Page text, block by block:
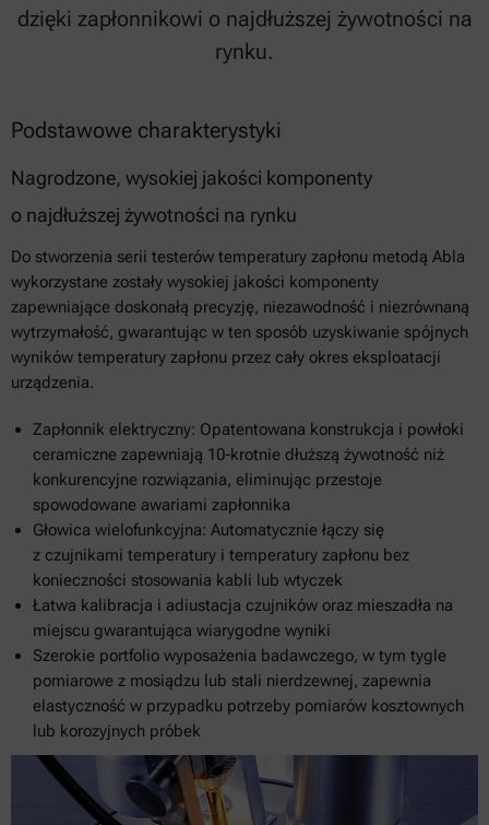
dzięki zapłonnikowi o najdłuższej żywotności na
rynku.
Podstawowe charakterystyki
Nagrodzone, wysokiej jakości komponenty
o najdłuższej żywotności na rynku
Do stworzenia serii testerów temperatury zapłonu metodą Abla
wykorzystane zostały wysokiej jakości komponenty
zapewniające doskonałą precyzję, niezawodność i niezrównaną
wytrzymałość, gwarantując w ten sposób uzyskiwanie spójnych
wyników temperatury zapłonu przez cały okres eksploatacji
urządzenia.
Zapłonnik elektryczny: Opatentowana konstrukcja i powłoki
ceramiczne zapewniają 10-krotnie dłuższą żywotność niż
konkurencyjne rozwiązania, eliminując przestoje
spowodowane awariami zapłonnika
Głowica wielofunkcyjna: Automatycznie łączy się
z czujnikami temperatury i temperatury zapłonu bez
konieczności stosowania kabli lub wtyczek
Łatwa kalibracja i adiustacja czujników oraz mieszadła na
miejscu gwarantująca wiarygodne wyniki
Szerokie portfolio wyposażenia badawczego, w tym tygle
pomiarowe z mosiądzu lub stali nierdzewnej, zapewnia
elastyczność w przypadku potrzeby pomiarów kosztownych
lub korozyjnych próbek